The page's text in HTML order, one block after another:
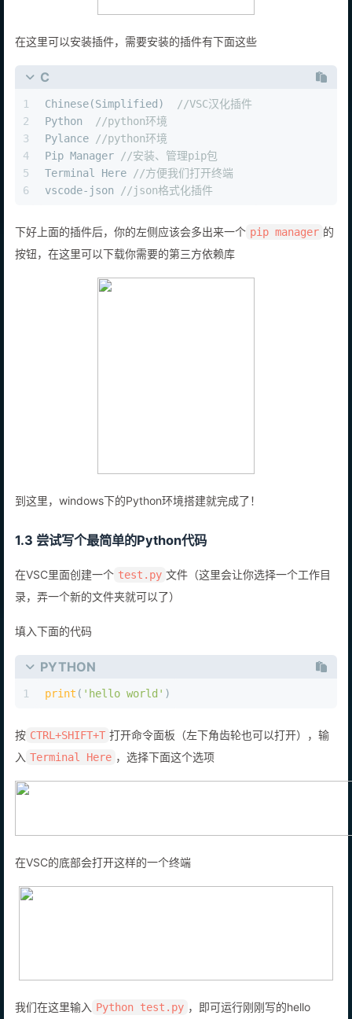
在这里可以安装插件，需要安装的插件有下面这些
C
1
2
3
4
5
6
Chinese(Simplified)
//VSC汉化插件
Python
//python环境
Pylance
//python环境
Pip Manager
//安装、管理pip包
Terminal Here
//方便我们打开终端
vscode-json
//json格式化插件
下好上面的插件后，你的左侧应该会多出来一个 pip manager 的
按钮，在这里可以下载你需要的第三方依赖库
到这里，windows下的Python环境搭建就完成了！
1.3 尝试写个最简单的Python代码
在VSC里面创建一个 test.py 文件（这里会让你选择一个工作目
录，弄一个新的文件夹就可以了）
填入下面的代码
PYTHON
1 print ( 'hello world' )
按 CTRL+SHIFT+T 打开命令面板（左下角齿轮也可以打开），输
入 Terminal Here ，选择下面这个选项
在VSC的底部会打开这样的一个终端
我们在这里输入 Python test.py ，即可运行刚刚写的hello